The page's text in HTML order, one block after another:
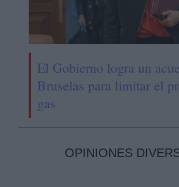
El Gobierno logra un
Bruselas para limitar el
gas
OPINIONES